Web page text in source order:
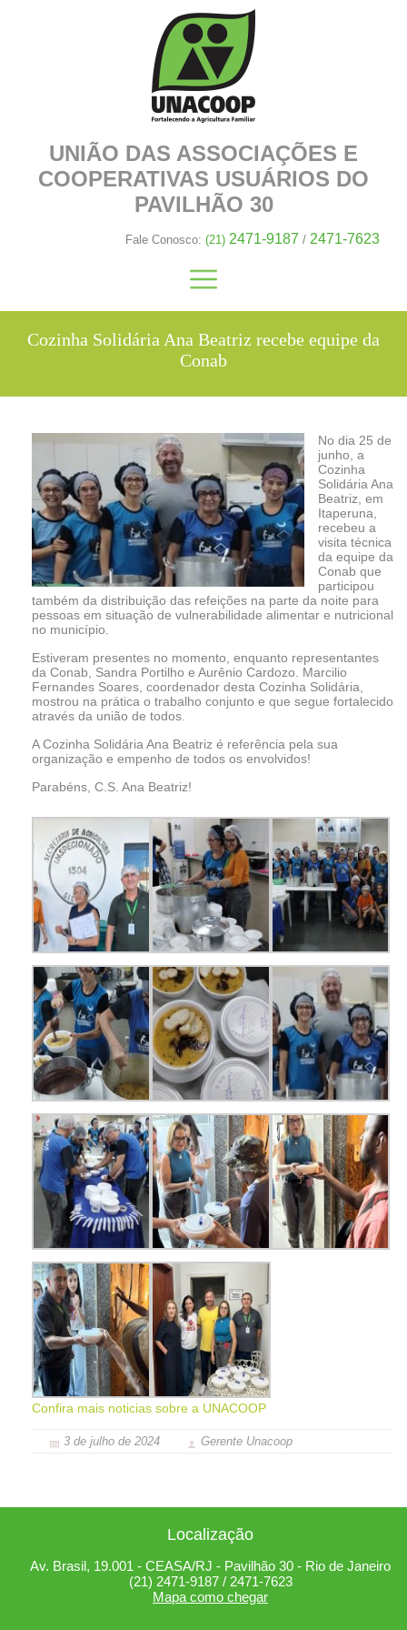
UNIÃO DAS ASSOCIAÇÕES E
COOPERATIVAS USUÁRIOS DO
PAVILHÃO 30
Fale Conosco: (21) 2471-9187 / 2471-7623
Cozinha Solidária Ana Beatriz recebe equipe da
Conab
No dia 25 de
junho, a
Cozinha
Solidária Ana
Beatriz, em
Itaperuna,
recebeu a
visita técnica
da equipe da
Conab que
participou
também da distribuição das refeições na parte da noite para
pessoas em situação de vulnerabilidade alimentar e nutricional
no município.
Estiveram presentes no momento, enquanto representantes
da Conab, Sandra Portilho e Aurênio Cardozo. Marcilio
Fernandes Soares, coordenador desta Cozinha Solidária,
mostrou na prática o trabalho conjunto e que segue fortalecido
através da união de todos.
A Cozinha Solidária Ana Beatriz é referência pela sua
organização e empenho de todos os envolvidos!
Parabéns, C.S. Ana Beatriz!
Confira mais noticias sobre a UNACOOP
3 de julho de 2024 Gerente Unacoop
Localização
Av. Brasil, 19.001 - CEASA/RJ - Pavilhão 30 - Rio de Janeiro
(21) 2471-9187 / 2471-7623
Mapa como chegar